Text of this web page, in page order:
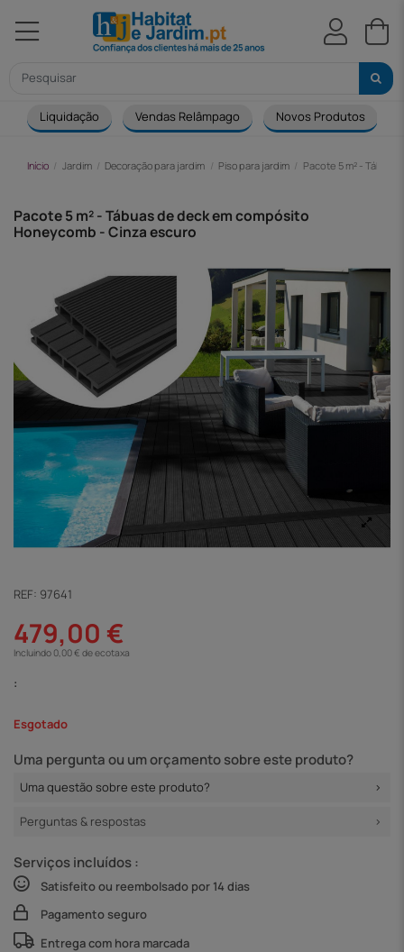
Liquidação Vendas Relâmpago Novos Produtos
Início Jardim Decoração para jardim Piso para jardim Pacote 5 m² -
Pacote 5 m² - Tábuas de deck em compósito
Honeycomb - Cinza escuro
REF: 97641
479,00 €
Incluindo 0,00 € de ecotaxa
:
Esgotado
Uma pergunta ou um orçamento sobre este produto?
Uma questão sobre este produto?
Perguntas & respostas
Serviços incluídos :
Satisfeito ou reembolsado por 14 dias
Pagamento seguro
Entrega com hora marcada